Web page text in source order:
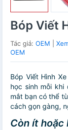
Bóp Viết
Tác giả: OEM
OEM
Bóp Viết Hình
học sinh mỗi
mắt bạn có thể
cách gọn gàng,
Còn ít hoặc